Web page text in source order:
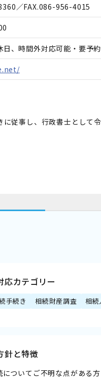
／FAX.086-956-4015
、時間外対応可能・要予約
従事し、行政書士として
応カテゴリー
手続き 相続財産調査 相続
針と特徴
についてご不明な点がある